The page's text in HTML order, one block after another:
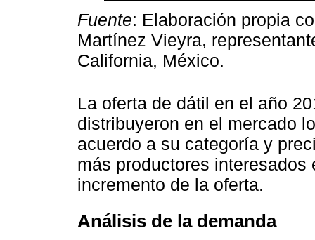
Fuente: Elaboración propia
Martínez Vieyra,
California, México.
La oferta de dátil en el año
distribuyeron en el mercado
acuerdo a su categoría y
más productores
incremento de la oferta.
Análisis de la demanda